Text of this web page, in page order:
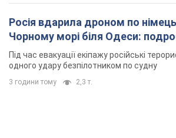
Росія вдарила дроном по
Чорному морі біля Одеси:
Під час евакуації екіпажу російські
одного удару безпілотником по судну
3 години тому 2,3 т.